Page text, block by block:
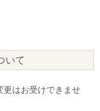
いて
更はお受けできませ